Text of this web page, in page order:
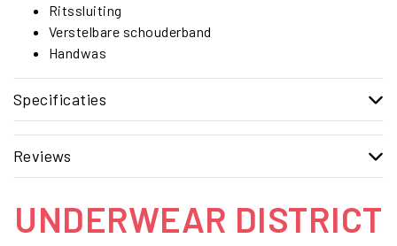
Ritssluiting
Verstelbare schouderband
Handwas
Specificaties
Reviews
UNDERWEAR DISTRICT